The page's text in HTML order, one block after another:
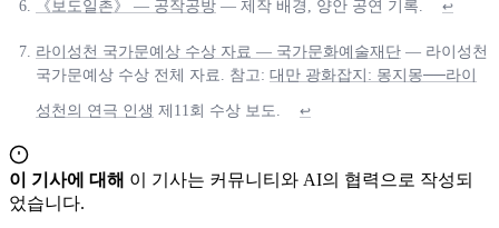
《보도일촌》 — 공작공방 — 제작 배경, 양안 공연 기록. ↩
라이성천 국가문예상 수상 자료 — 국가문화예술재단 — 라이성천
국가문예상 수상 전체 자료. 참고: 대만 광화잡지: 몽지몽──라이
성천의 연극 인생 제11회 수상 보도. ↩
이 기사에 대해 이 기사는 커뮤니티와 AI의 협력으로 작성되
었습니다.